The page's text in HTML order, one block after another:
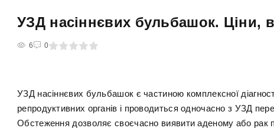
УЗД насіннєвих бульбашок. Ціни,
6 0
4 5
УЗД насіннєвих бульбашок є частиною комплексної
репродуктивних органів і проводиться одночасно з УЗД
Обстеження дозволяє своєчасно виявити аденому або рак